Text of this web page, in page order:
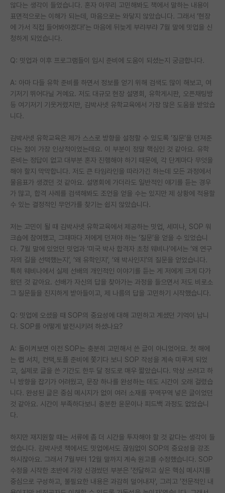
않다는 생각이 들었습니다. 혼자 아무리 고민해봐도 책에서 말하는 내용이
표면적으로는 이해가 되는데, 마음으로는 와닿지 않았습니다. 그래서 ‘현장
에 가서 직접 들어봐야겠다!’는 마음에 뒤늦게 부랴부랴 7월 말에 밋업을 신
청하게 되었습니다.
Q: 밋업과 이후 프로그램들이 입시 준비에 도움이 되셨는지 궁금합니다.
A: 아마 다들 유학 준비를 하면서 정보를 얻기 위해 검색도 많이 해보고, 여
기저기 뛰어다닐 거예요. 저도 대규모 현장 설명회, 유학게시판, 오픈채팅방
등 여기저기 기웃거렸지만, 김박사넷 유학교육에서 가장 많은 도움을 받았습
니다.
김박사넷 유학교육은 제가 스스로 방향을 설정할 수 있도록 ‘질문’을 던져준
다는 점이 가장 인상적이었는데요. 이 부분이 정말 핵심인 것 같아요. 유학
준비는 정답이 없고 대부분 혼자 진행해야 하기 때문에, 각 단계마다 무엇을
해야 할지 막막합니다. 저도 큰 타임라인을 따라가긴 하는데 모든 과정에서
물음표가 생겼던 것 같아요. 설명회에 가더라도 일반적인 얘기를 듣는 경우
가 많고, 합격 사례를 검색해봐도 조언을 얻을 수는 있지만 제 상황에 적용할
수 있는 결정적인 무언가를 찾기는 쉽지 않았습니다.
저는 고민이 될 때 김박사넷 유학교육에서 제공하는 밋업, 세미나, SOP 워
크숍에 참여했고, 그때마다 저에게 던져야 하는 ‘질문’을 얻을 수 있었습니
다. 7월 말에 있었던 밋업과 ‘미국 박사 합격자 초청 웨비나’에서는 ‘왜 연구
자의 길을 선택했는지’, ‘왜 유학인지’, ‘왜 박사인지’의 질문을 얻었습니다.
특히 웨비나에서 실제 선배의 개인적인 이야기를 듣는 게 저에게 크게 다가
왔던 것 같아요. 선배가 자신의 답을 찾아가는 과정을 들으면서 저도 비로소
그 질문들을 진지하게 받아들이고, 제 나름의 답을 고민하기 시작했습니다.
Q: 밋업에 오셨을 때 SOP의 중요성에 대해 고민하고 계셨던 기억이 납니
다. SOP를 어떻게 발전시키려 하셨나요?
A: 돌이켜보면 이전 SOP는 충분히 고민해서 쓴 글이 아니었어요. 첫 해에
는 랩 서치, 컨택,토플 준비에 쫓기다 보니 SOP 작성을 계속 미루게 되었
고, 실제로 글을 쓴 기간도 한두 달 정도로 매우 짧았습니다. 막상 쓰려고 하
니 방향을 잡기가 어려웠고, 문장 하나를 완성하는 데도 시간이 오래 걸렸습
니다. 완성된 글은 중심 메시지가 없이 여러 소재를 꾸역꾸역 넣은 글이었던
것 같아요. 시간이 부족하다보니 충분한 윤문이나 피드백 과정도 없었습니
다.
하지만 재지원할 때는 서류에 좀 더 시간을 투자해야 할 것 같다는 생각이 들
었습니다. 김박사넷 책에서도 밋업에서도 끊임없이 SOP의 중요성을 강조
하시잖아요. 그래서 7월부터 12월 말까지 계속 원고를 수정했습니다. SOP
수정을 시작한 초반에 가장 신경썼던 부분은 '전달하고 싶은 핵심 메시지를
중심으로 구성하고, 불필요한 내용은 과감히 덜어내자', 그리고 '전문적인 내